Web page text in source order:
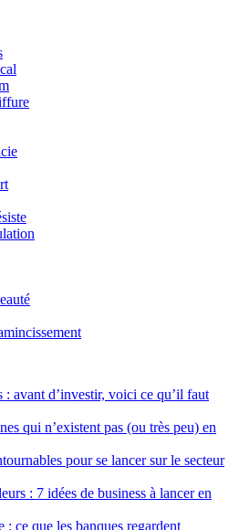
: avant d’investir, voici ce qu’il faut
qui n’existent pas (ou très peu) en
pour se lancer sur le secteur
: 7 idées de business à lancer en
: ce que les banques regardent